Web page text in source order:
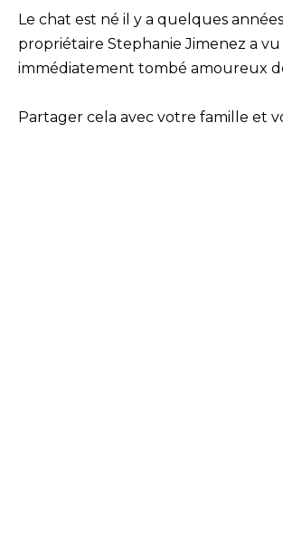
Le chat est né il y a quelques
propriétaire Stephanie Jimenez a vu
immédiatement tombé amoureux
Partager cela avec votre famille et